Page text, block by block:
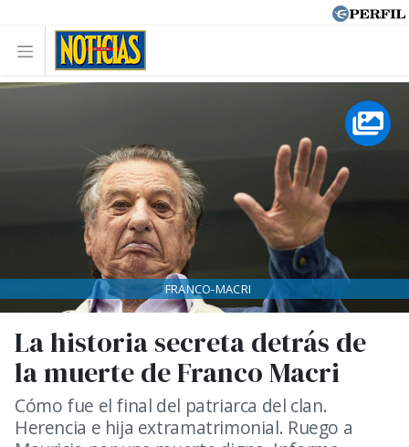
La historia secreta detrás de
la muerte de Franco Macri
Cómo fue el final del patriarca del clan.
Herencia e hija extramatrimonial. Ruego a
FRANCO-MACRI